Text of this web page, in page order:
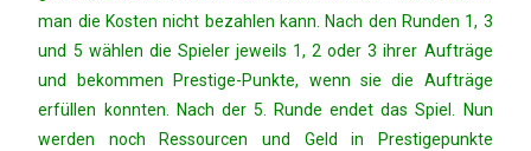
man die Kosten nicht bezahlen kann. Nach den Runden 1, 3
und 5 wählen die Spieler jeweils 1, 2 oder 3 ihrer Aufträge
und bekommen Prestige-Punkte, wenn sie die Aufträge
erfüllen konnten. Nach der 5. Runde endet das Spiel. Nun
werden noch Ressourcen und Geld in Prestigepunkte